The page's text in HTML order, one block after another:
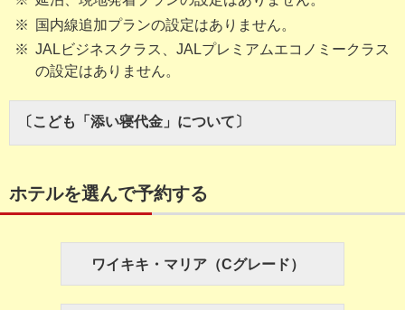
国内線追加プランの設定はありません。
JALビジネスクラス、JALプレミアムエコノミークラス
の設定はありません。
〔こども「添い寝代金」について〕
ホテルを選んで予約する
ワイキキ・マリア（Cグレード）